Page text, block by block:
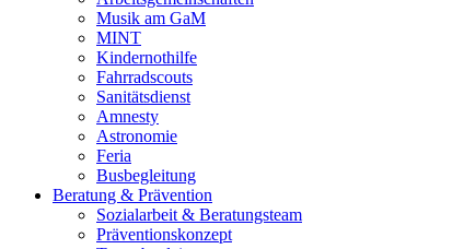
Musik am GaM
MINT
Kindernothilfe
Fahrradscouts
Sanitätsdienst
Amnesty
Astronomie
Feria
Busbegleitung
Beratung & Prävention
Sozialarbeit & Beratungsteam
Präventionskonzept